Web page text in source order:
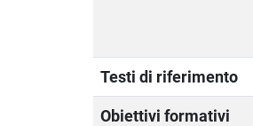
Testi di riferimento
Obiettivi formativi